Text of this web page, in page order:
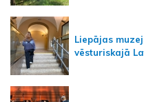
Liepājas
vēsturiskajā